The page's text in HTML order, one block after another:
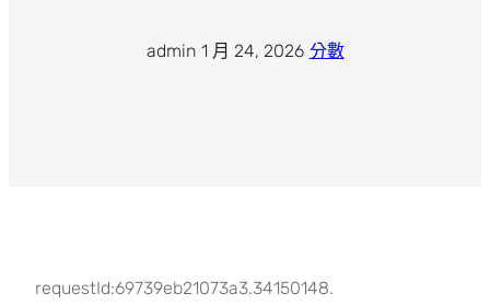
admin· 1 月 24, 2026· 分數
requestId:69739eb21073a3.34150148.